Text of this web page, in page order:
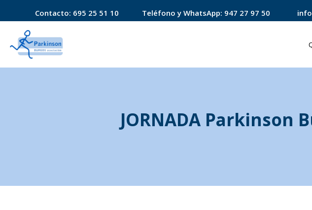
Contacto: 695 25 51 10 Teléfono y WhatsApp: 947 27 97 50
JORNADA Parkinson